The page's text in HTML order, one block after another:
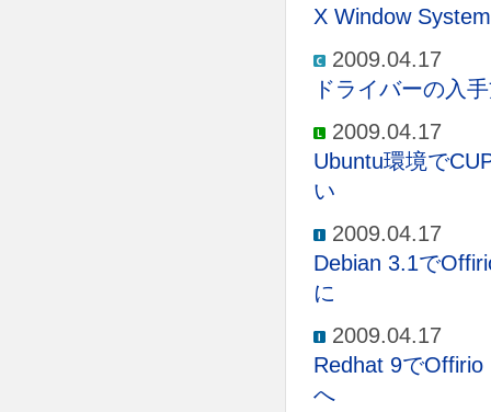
X Window
2009.04.17
ドライバーの入
2009.04.17
Ubuntu環境で
い
2009.04.17
Debian 3.1で
に
2009.04.17
Redhat 9で
へ